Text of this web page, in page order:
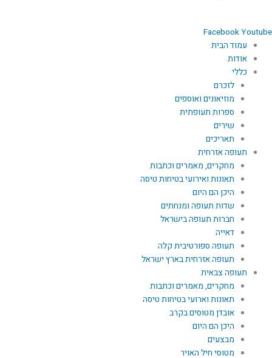
FacebookYoutube
עמוד הבית
אודות
כללי
לזכרם
מוזיאונים ואוספים
ספרות תעופתית
שירים
תאריכים
תעופה אזרחית
מחקרים, מאמרים וכתבות
תאונות ואירועי בטיחות טיסה
היכן הם היום
שדות תעופה ומנחתים
חברות תעופה בישראל
דאייה
תעופה ספורטיבית קלה
תעופה אזרחית בארץ ישראל
תעופה צבאית
מחקרים, מאמרים וכתבות
תאונות וארועי בטיחות טיסה
אובדן מטוסים בקרב
היכן הם היום
מבצעים
מטוסי חיל האויר